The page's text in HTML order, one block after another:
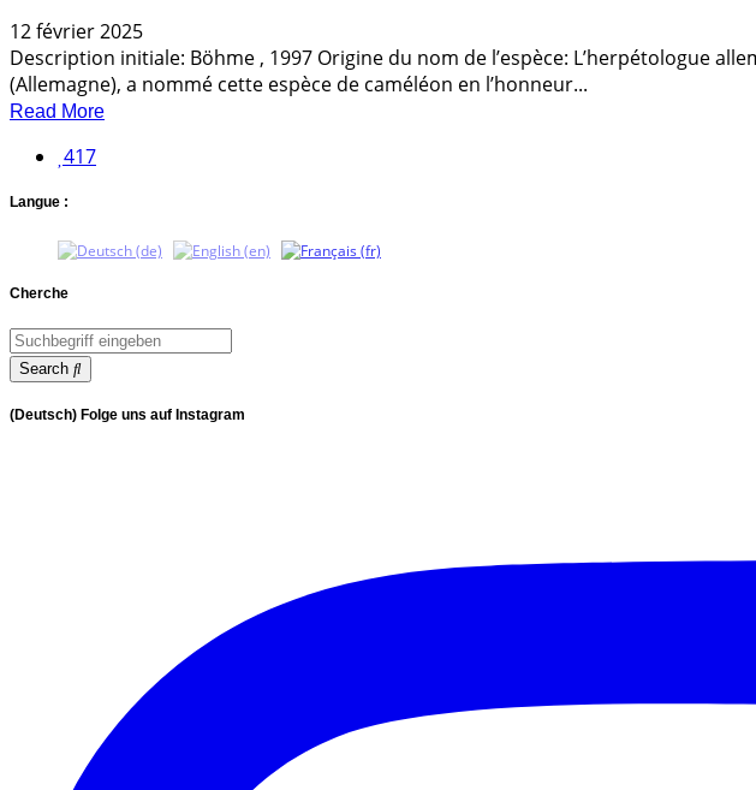
12 février 2025
Description initiale: Böhme , 1997 Origine du nom de l’espèce: L’herpétologue
(Allemagne), a nommé cette espèce de caméléon en l’honneur...
Read More
417
Langue :
Cherche
Search
(Deutsch) Folge uns auf Instagram